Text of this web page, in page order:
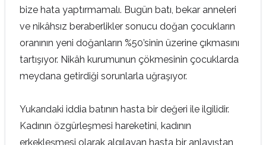
bize hata yaptırmamalı. Bugün batı, bekar anneleri
ve nikâhsız beraberlikler sonucu doğan çocukların
oranının yeni doğanların %50’sinin üzerine çıkmasını
tartışıyor. Nikâh kurumunun çökmesinin çocuklarda
meydana getirdiği sorunlarla uğraşıyor.
Yukarıdaki iddia batının hasta bir değeri ile ilgilidir.
Kadının özgürleşmesi hareketini, kadının
erkekleşmesi olarak algılayan hasta bir anlayıştan